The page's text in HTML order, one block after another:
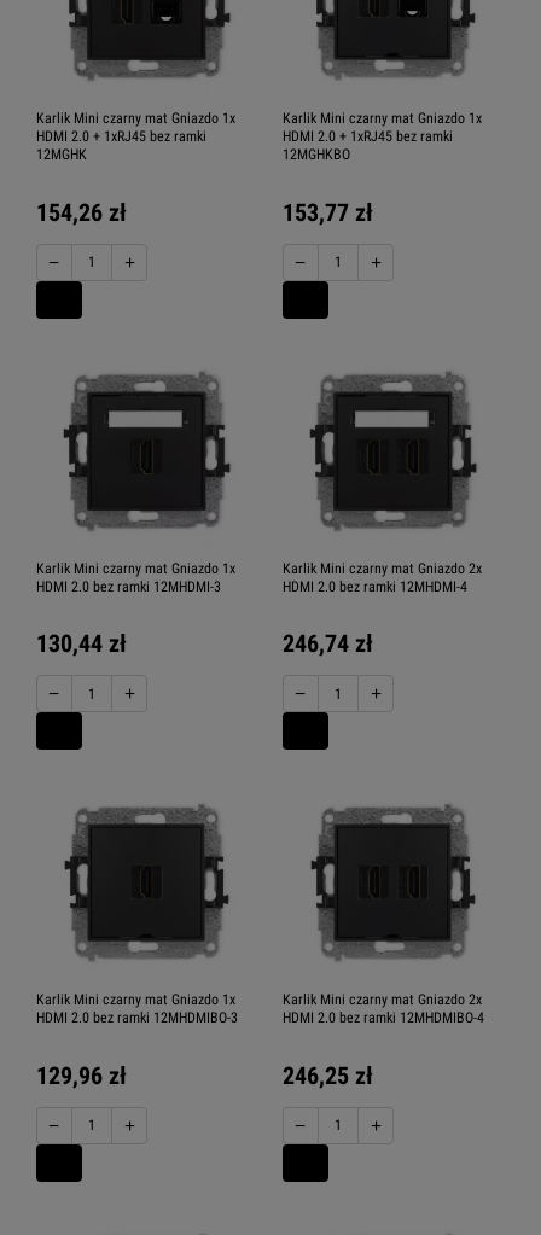
Karlik Mini czarny mat Gniazdo 1x
HDMI 2.0 + 1xRJ45 bez ramki
12MGHK
154,26 zł
− +
Karlik Mini czarny mat Gniazdo 1x
HDMI 2.0 + 1xRJ45 bez ramki
12MGHKBO
153,77 zł
− +
Karlik Mini czarny mat Gniazdo 1x
HDMI 2.0 bez ramki 12MHDMI-3
130,44 zł
− +
Karlik Mini czarny mat Gniazdo 2x
HDMI 2.0 bez ramki 12MHDMI-4
246,74 zł
− +
Karlik Mini czarny mat Gniazdo 1x
HDMI 2.0 bez ramki 12MHDMIBO-3
129,96 zł
− +
Karlik Mini czarny mat Gniazdo 2x
HDMI 2.0 bez ramki 12MHDMIBO-4
246,25 zł
− +